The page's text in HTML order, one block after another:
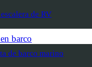
de RV
barco
de barco marino